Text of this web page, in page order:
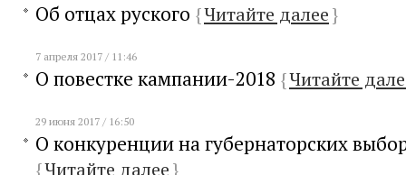
Об отцах руского {Читайте далее}
7 апреля 2017 / 11:46
О повестке кампании-2018 {Читайте
29 июня 2017 / 16:50
О конкуренции на губернаторских
{Читайте далее}